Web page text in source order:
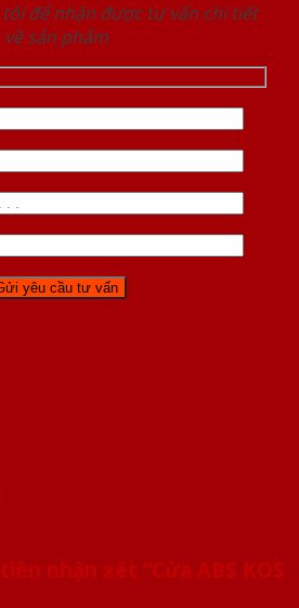
để nhận được tư vấn chi tiết
về sản phẩm
nhận xét “Cửa ABS KOS